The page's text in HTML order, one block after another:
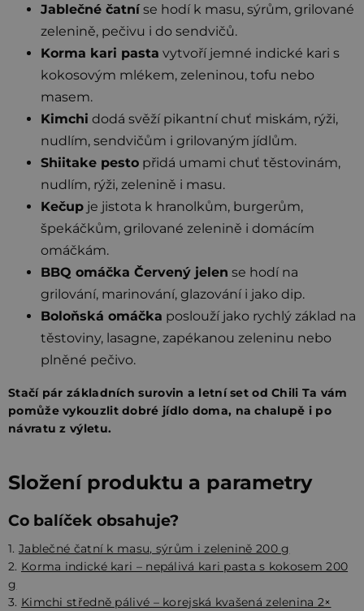
Jablečné čatníse hodí k masu, sýrům, grilované
zelenině, pečivu i do sendvičů.
Korma kari pasta vytvoří jemné indické kari s
kokosovým mlékem, zeleninou, tofu nebo
masem.
Kimchi dodá svěží pikantní chuť miskám, rýži,
nudlím, sendvičům i grilovaným jídlům.
Shiitake pesto přidá umami chuť těstovinám,
nudlím, rýži, zelenině i masu.
Kečup je jistota k hranolkům, burgerům,
špekáčkům, grilované zelenině i domácím
omáčkám.
BBQ omáčka Červený jelen se hodí na
grilování, marinování, glazování i jako dip.
Boloňská omáčka poslouží jako rychlý základ na
těstoviny, lasagne, zapékanou zeleninu nebo
plněné pečivo.
Stačí pár základních surovin a letní set od Chili Ta vám
pomůže vykouzlit dobré jídlo doma, na chalupě i po
návratu z výletu.
Složení produktu a parametry
Co balíček obsahuje?
1. Jablečné čatní k masu, sýrům i zelenině 200 g
2. Korma indické kari – nepálivá kari pasta s kokosem 200
g
3. Kimchi středně pálivé – korejská kvašená zelenina 2×